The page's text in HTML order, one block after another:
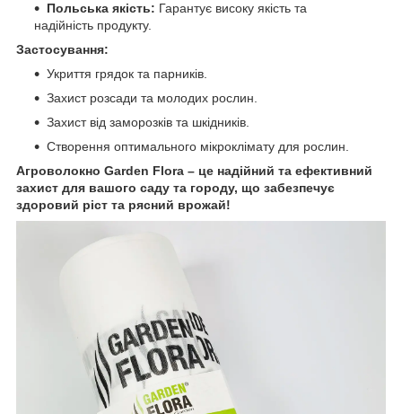
Польська якість: Гарантує високу якість та
надійність продукту.
Застосування:
Укриття грядок та парників.
Захист розсади та молодих рослин.
Захист від заморозків та шкідників.
Створення оптимального мікроклімату для рослин.
Агроволокно Garden Flora – це надійний та ефективний
захист для вашого саду та городу, що забезпечує
здоровий ріст та рясний врожай!